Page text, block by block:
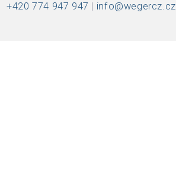
+420 774 947 947 | info@wegercz.cz